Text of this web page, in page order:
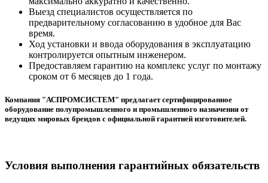
Выезд специалистов осуществляется по
предварительному согласованию в удобное для Вас
время.
Ход установки и ввода оборудования в эксплуатацию
контролируется опытным инженером.
Предоставляем гарантию на комплекс услуг по монтажу
сроком от 6 месяцев до 1 года.
Компания "АСПРОМСИСТЕМ" предлагает сертифицированное
оборудование полупромышленного и промышленного назначения от
ведущих мировых брендов с официальной гарантией изготовителей.
Условия выполнения гарантийных обязательств